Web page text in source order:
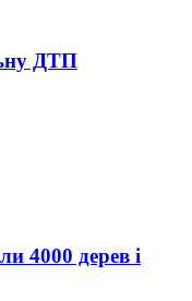
ДТП
4000 дерев і